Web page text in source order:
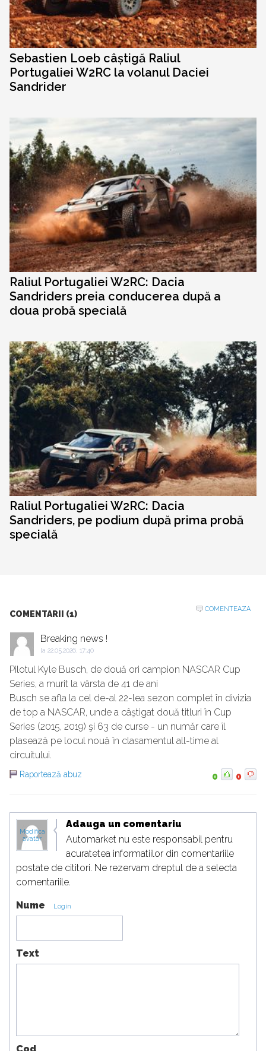
Sebastien Loeb câștigă Raliul
Portugaliei W2RC la volanul Daciei
Sandrider
Raliul Portugaliei W2RC: Dacia
Sandriders preia conducerea după a
doua probă specială
Raliul Portugaliei W2RC: Dacia
Sandriders, pe podium după prima probă
specială
COMENTARII (1)
COMENTEAZA
Breaking news !
la 22.05.2026, 17:40
Pilotul Kyle Busch, de două ori campion NASCAR Cup
Series, a murit la vârsta de 41 de ani
Busch se afla la cel de-al 22-lea sezon complet în divizia
de top a NASCAR, unde a câştigat două titluri în Cup
Series (2015, 2019) şi 63 de curse - un număr care îl
plasează pe locul nouă în clasamentul all-time al
circuitului.
Raportează abuz 0 0
Modifica
avatar
Adauga un comentariu
Automarket nu este responsabil pentru
acuratetea informatiilor din comentariile
postate de cititori. Ne rezervam dreptul de a selecta
comentariile.
Nume Login
Text